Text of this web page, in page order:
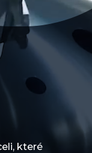
které